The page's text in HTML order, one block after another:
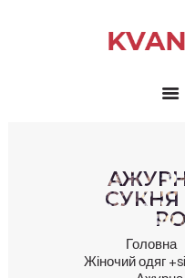
СУКНЯ
Головна
Жіночий одяг
ГОЛОВНА
ПРО НАС
КОНТАКТИ